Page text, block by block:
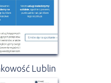
Lublin